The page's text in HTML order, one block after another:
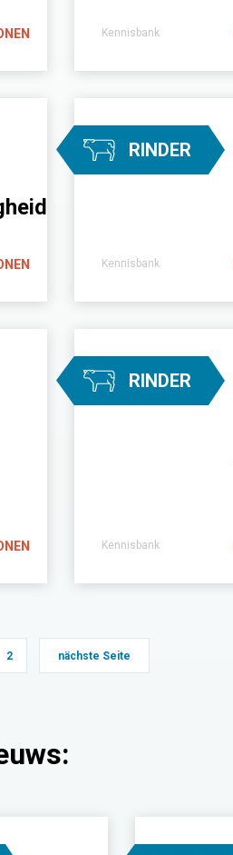
Kennisbank
RINDER
Kennisbank
RINDER
Kennisbank
2 nächste Seite